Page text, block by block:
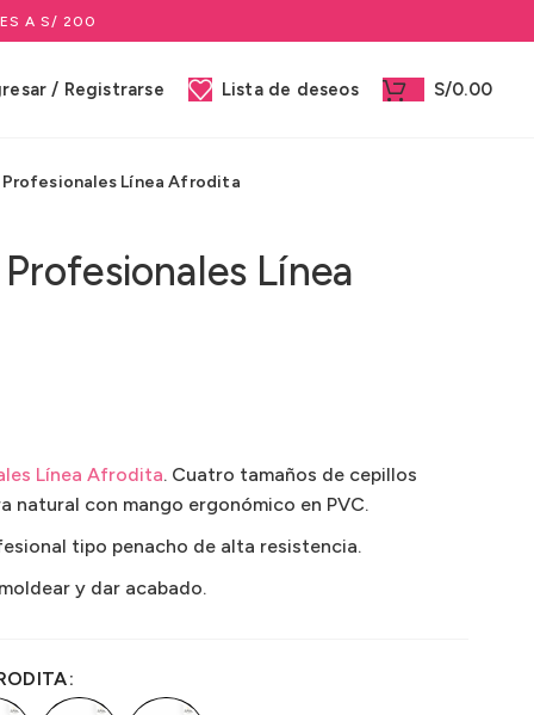
A S/ 200
/ Registrarse Lista de deseos S/0.00
Línea Afrodita
Línea
Línea Afrodita. Cuatro tamaños de cepillos
natural con mango ergonómico en PVC.
tipo penacho de alta resistencia.
y dar acabado.